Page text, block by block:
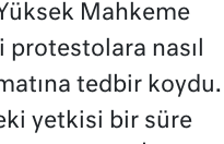
Mahkeme
nasıl
tedbir koydu.
yetkisi bir süre